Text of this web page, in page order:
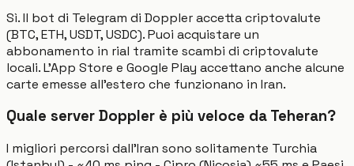
Sì. Il bot di Telegram di Doppler accetta criptovalute
(BTC, ETH, USDT, USDC). Puoi acquistare un
abbonamento in rial tramite scambi di criptovalute
locali. L'App Store e Google Play accettano anche alcune
carte emesse all'estero che funzionano in Iran.
Quale server Doppler è più veloce da Teheran?
I migliori percorsi dall'Iran sono solitamente Turchia